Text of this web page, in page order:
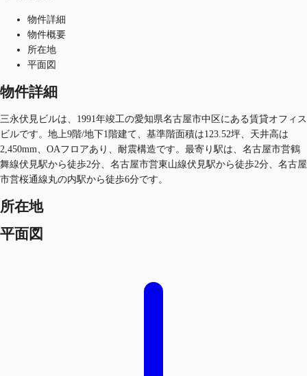
お気に入り
物件詳細
物件概要
所在地
平面図
物件詳細
三永伏見ビルは、1991年竣工の愛知県名古屋市中区にある賃貸オフィス
ビルです。地上9階/地下1階建て、基準階面積は123.52坪、天井高は
2,450mm、OAフロアあり、耐震構造です。最寄り駅は、名古屋市営鶴
舞線伏見駅から徒歩2分、名古屋市営東山線伏見駅から徒歩2分、名古屋
市営桜通線丸の内駅から徒歩6分です。
所在地
平面図